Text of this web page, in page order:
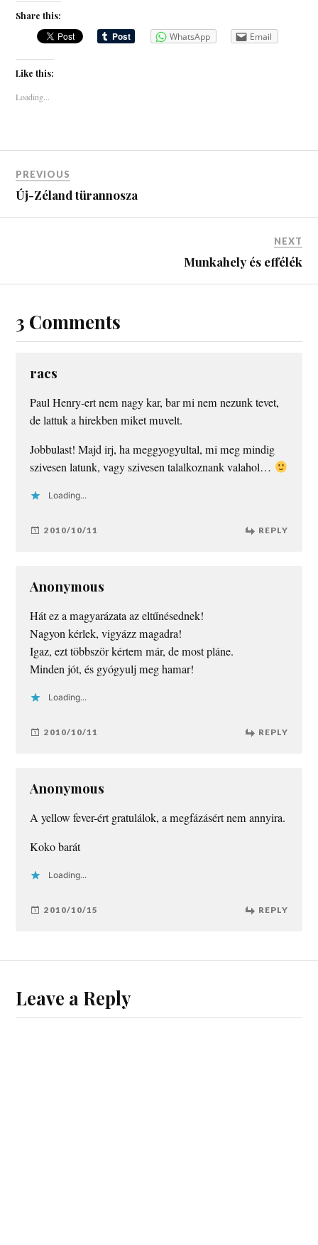
Share this:
WhatsApp Email
Like this:
Loading...
PREVIOUS
Új-Zéland türannosza
NEXT
Munkahely és effélék
3 Comments
racs
Paul Henry-ert nem nagy kar, bar mi nem nezunk tevet,
de lattuk a hirekben miket muvelt.
Jobbulast! Majd irj, ha meggyogyultal, mi meg mindig
szivesen latunk, vagy szivesen talalkoznank valahol…
Loading...
2010/10/11 REPLY
Anonymous
Hát ez a magyarázata az eltűnésednek!
Nagyon kérlek, vigyázz magadra!
Igaz, ezt többször kértem már, de most pláne.
Minden jót, és gyógyulj meg hamar!
Loading...
2010/10/11 REPLY
Anonymous
A yellow fever-ért gratulálok, a megfázásért nem annyira.
Koko barát
Loading...
2010/10/15 REPLY
Leave a Reply